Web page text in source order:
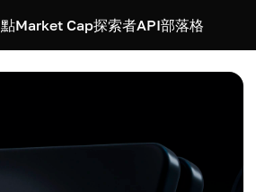
點Market Cap探索者API部落格